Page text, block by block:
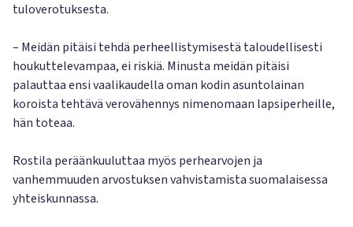
tuloverotuksesta.
– Meidän pitäisi tehdä perheellistymisestä taloudellisesti
houkuttelevampaa, ei riskiä. Minusta meidän pitäisi
palauttaa ensi vaalikaudella oman kodin asuntolainan
koroista tehtävä verovähennys nimenomaan lapsiperheille,
hän toteaa.
Rostila peräänkuuluttaa myös perhearvojen ja
vanhemmuuden arvostuksen vahvistamista suomalaisessa
yhteiskunnassa.